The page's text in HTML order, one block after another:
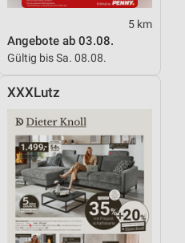
5 km
Angebote ab 03.08.
Gültig bis Sa. 08.08.
XXXLutz